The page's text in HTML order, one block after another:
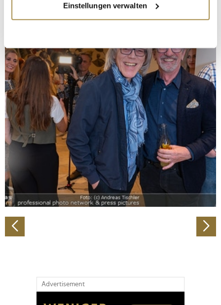
Informationen über Ihre geografische Lage
erfassen, welche bis auf einige Meter genau sein
bestimmten Merkmalen (Fingerprinting) identifizieren
Erfahren Sie mehr darüber, wie Ihre persönlichen Daten
verarbeitet werden, und legen Sie Ihre Präferenzen im
Abschnitt Einzelheiten
Wir verwenden Cookies, um Inhalte und Anzeigen zu
personalisieren, Funktionen für soziale Medien anbieten
zu können und die Zugriffe auf unsere Website zu
analysieren. Außerdem geben wir Informationen zu Ihrer
Verwendung unserer Website an unsere Partner für
soziale Medien, Werbung und Analysen weiter. Unsere
Partner führen diese Informationen möglicherweise mit
weiteren Daten zusammen, die Sie ihnen bereitgestellt
gesammelt haben.
Einstellungen verwalten
Advertisement